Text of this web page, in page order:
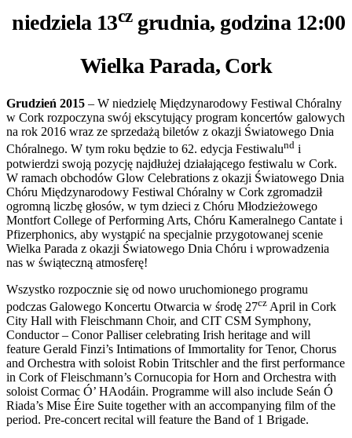
niedziela 13czgrudnia, godzina 12:00
Wielka Parada, Cork
Grudzień 2015 – W niedzielę Międzynarodowy Festiwal Chóralny
w Cork rozpoczyna swój ekscytujący program koncertów galowych
na rok 2016 wraz ze sprzedażą biletów z okazji Światowego Dnia
Chóralnego. W tym roku będzie to 62. edycja Festiwalund i
potwierdzi swoją pozycję najdłużej działającego festiwalu w Cork.
W ramach obchodów Glow Celebrations z okazji Światowego Dnia
Chóru Międzynarodowy Festiwal Chóralny w Cork zgromadził
ogromną liczbę głosów, w tym dzieci z Chóru Młodzieżowego
Montfort College of Performing Arts, Chóru Kameralnego Cantate i
Pfizerphonics, aby wystąpić na specjalnie przygotowanej scenie
Wielka Parada z okazji Światowego Dnia Chóru i wprowadzenia
nas w świąteczną atmosferę!
Wszystko rozpocznie się od nowo uruchomionego programu
podczas Galowego Koncertu Otwarcia w środę 27cz April in Cork
City Hall with Fleischmann Choir, and CIT CSM Symphony,
Conductor – Conor Palliser celebrating Irish heritage and will
feature Gerald Finzi’s Intimations of Immortality for Tenor, Chorus
and Orchestra with soloist Robin Tritschler and the first performance
in Cork of Fleischmann’s Cornucopia for Horn and Orchestra with
soloist Cormac Ó’ HAodáin. Programme will also include Seán Ó
Riada’s Mise Éire Suite together with an accompanying film of the
period. Pre-concert recital will feature the Band of 1 Brigade.